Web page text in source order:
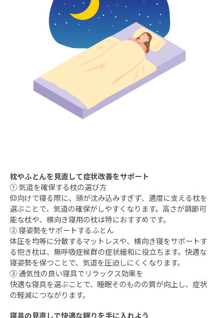
枕やふとんを見直して症状改善をサポート
① 気道を確保する枕の選び方
仰向けで寝る際に、頭が沈み込みすぎず、適度に支える枕を
選ぶことで、気道の確保がしやすくなります。高さが調節可
能な枕や、横向き寝用の枕は特におすすめです。
② 寝姿勢をサポートするふとん
体圧を均等に分散するマットレスや、横向き寝をサポートす
る抱き枕は、無呼吸症候群の症状緩和に役立ちます。快適な
寝姿勢を保つことで、気道を圧迫しにくくなります。
③ 通気性の良い寝具でリラックス効果を
快適な寝具を選ぶことで、睡眠そのものの質が向上し、症状
の軽減につながります。
寝具の見直しで快適な眠りを手に入れよう